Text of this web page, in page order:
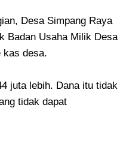
Desa Simpang Raya
Badan Usaha Milik Desa
kas desa.
juta lebih. Dana itu tidak
tidak dapat